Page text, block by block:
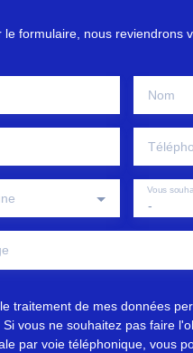
le formulaire, nous reviendrons
Nom
-
Vous
traitement de mes données
Si vous ne souhaitez pas faire
par voie téléphonique, vous